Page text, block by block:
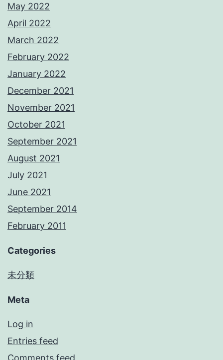
May 2022
April 2022
March 2022
February 2022
January 2022
December 2021
November 2021
October 2021
September 2021
August 2021
July 2021
June 2021
September 2014
February 2011
Categories
未分類
Meta
Log in
Entries feed
Comments feed